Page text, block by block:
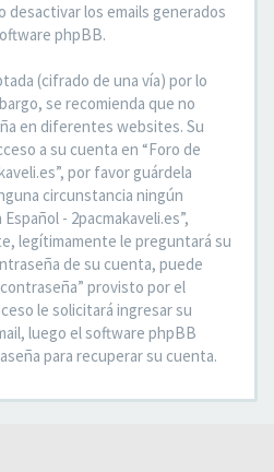
desactivar los emails generados
phpBB.
(cifrado de una vía) por lo
se recomienda que no
en diferentes websites. Su
a su cuenta en “Foro de
por favor guárdela
circunstancia ningún
- 2pacmakaveli.es”,
legítimamente le preguntará su
de su cuenta, puede
provisto por el
le solicitará ingresar su
luego el software phpBB
para recuperar su cuenta.